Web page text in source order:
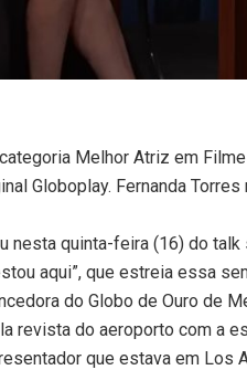
Melhor Atriz em Filme
Globoplay. Fernanda
nesta quinta-feira (16) do
aqui”, que estreia essa
do Globo de Ouro de
revista do aeroporto com a
que estava em Los